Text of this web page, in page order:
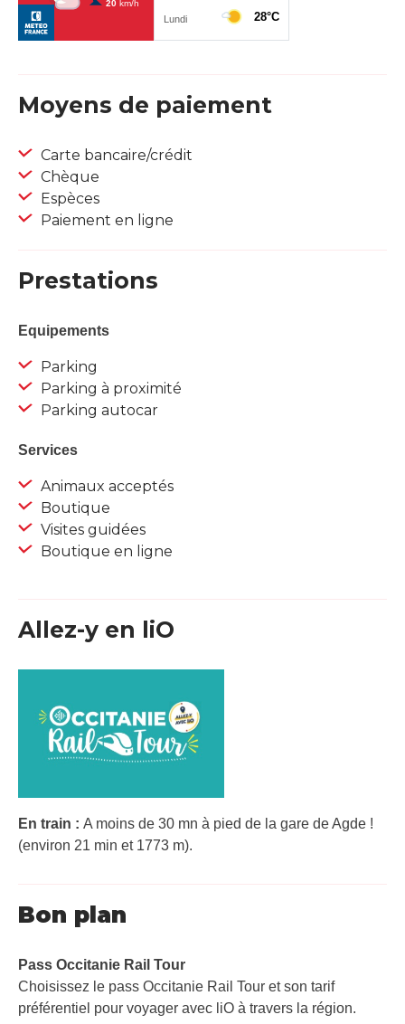
Moyens de paiement
Carte bancaire/crédit
Chèque
Espèces
Paiement en ligne
Prestations
Equipements
Parking
Parking à proximité
Parking autocar
Services
Animaux acceptés
Boutique
Visites guidées
Boutique en ligne
Allez-y en liO
En train : A moins de 30 mn à pied de la gare de Agde !
(environ 21 min et 1773 m).
Bon plan
Pass Occitanie Rail Tour​
Choisissez le pass Occitanie Rail Tour et son tarif
préférentiel pour voyager avec liO à travers la région.